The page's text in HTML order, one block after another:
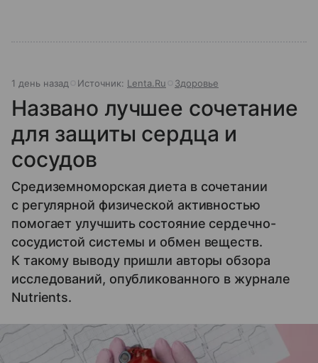
1 день назад Источник: Lenta.Ru Здоровье
Названо лучшее сочетание
для защиты сердца и
сосудов
Средиземноморская диета в сочетании
с регулярной физической активностью
помогает улучшить состояние сердечно-
сосудистой системы и обмен веществ.
К такому выводу пришли авторы обзора
исследований, опубликованного в журнале
Nutrients.